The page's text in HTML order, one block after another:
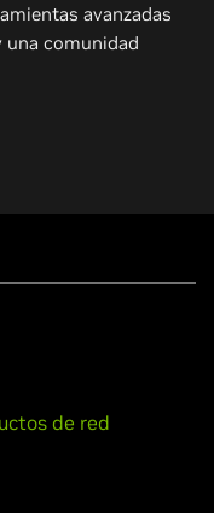
avanzadas
una comunidad
de red